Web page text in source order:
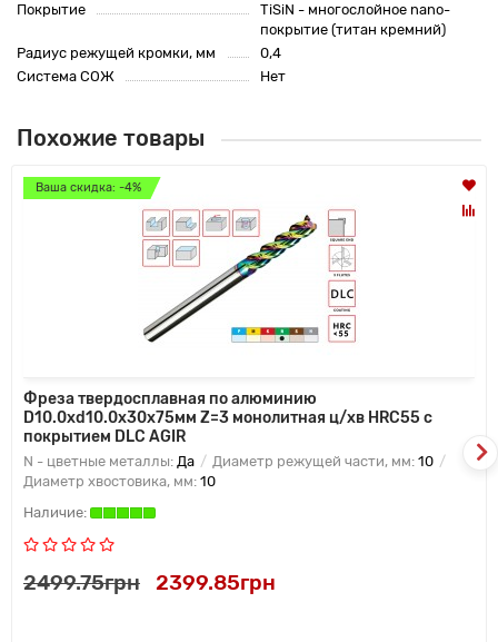
Покрытие
TiSiN - многослойное nano-
покрытие (титан кремний)
Радиус режущей кромки, мм
0,4
Система СОЖ
Нет
Похожие товары
Ваша скидка: -4%
Фреза твердосплавная по алюминию
D10.0xd10.0x30x75мм Z=3 монолитная ц/хв HRC55 с
покрытием DLC AGIR
N - цветные металлы: Да Диаметр режущей части, мм: 10
Диаметр хвостовика, мм: 10
2499.75грн 2399.85грн